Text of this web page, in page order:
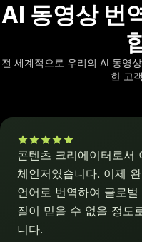
AI 동영상 번
전 세계적으로 우리의 AI 동영
한 고
콘텐츠 크리에이터로서
체인저였습니다. 이제
언어로 번역하여 글로
질이 믿을 수 없을 정도
니다.